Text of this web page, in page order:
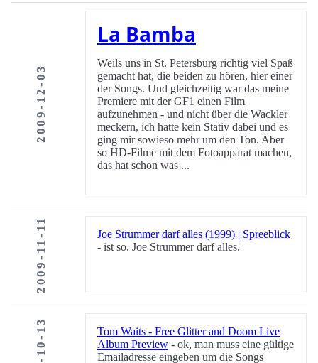
2009-12-03
La Bamba
Weils uns in St. Petersburg richtig viel Spaß
gemacht hat, die beiden zu hören, hier einer
der Songs. Und gleichzeitig war das meine
Premiere mit der GF1 einen Film
aufzunehmen - und nicht über die Wackler
meckern, ich hatte kein Stativ dabei und es
ging mir sowieso mehr um den Ton. Aber
so HD-Filme mit dem Fotoapparat machen,
das hat schon was ...
2009-11-11
Joe Strummer darf alles (1999) | Spreeblick
- ist so. Joe Strummer darf alles.
Tom Waits - Free Glitter and Doom Live
Album Preview - ok, man muss eine gültige
Emailadresse eingeben um die Songs